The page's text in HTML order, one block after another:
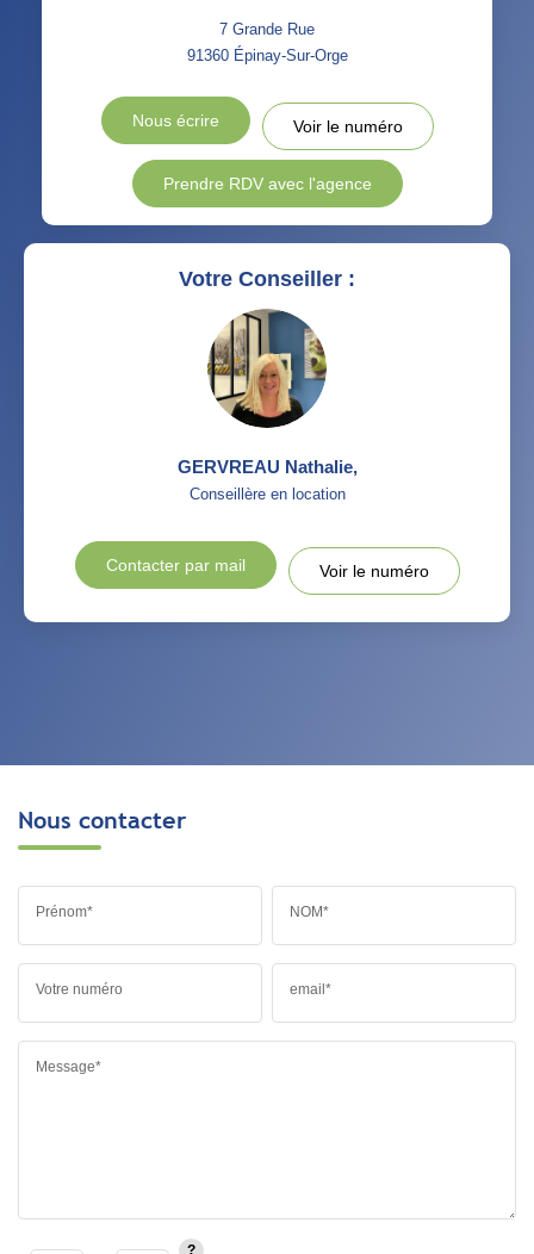
7 Grande Rue
91360 Épinay-Sur-Orge
Nous écrire Voir le numéro
Prendre RDV avec l'agence
Votre Conseiller :
GERVREAU Nathalie,
Conseillère en location
Contacter par mail Voir le numéro
Nous contacter
Prénom* NOM*
Votre numéro email*
Message*